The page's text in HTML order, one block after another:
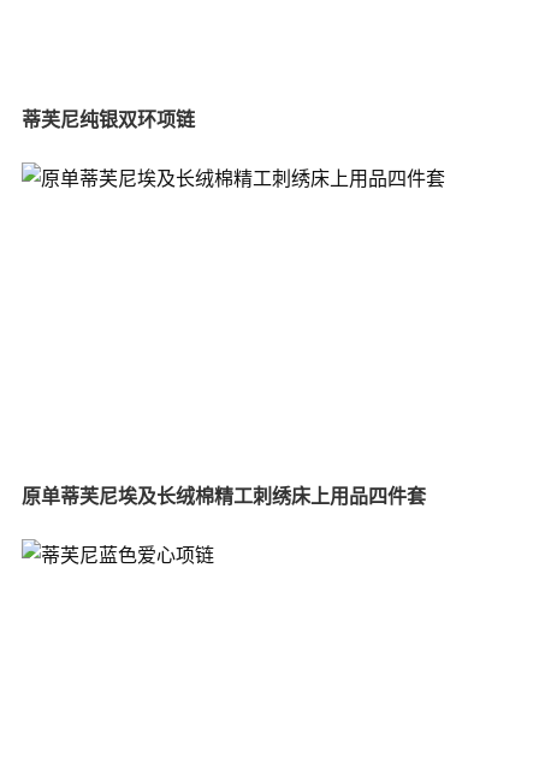
蒂芙尼纯银双环项链
原单蒂芙尼埃及长绒棉精工刺绣床上用品四件套